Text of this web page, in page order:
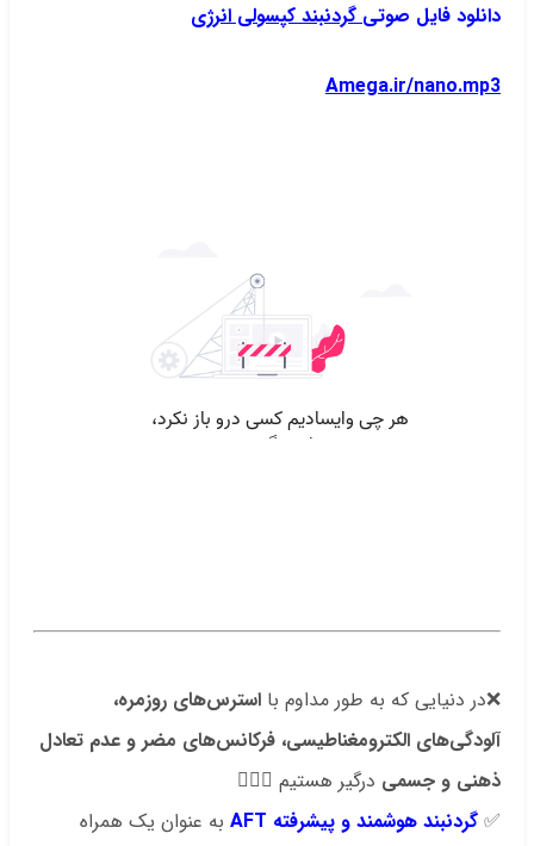
دانلود فایل صوتیگردنبند کپسولی انرژی
Amega.ir/nano.mp3
❌در دنیایی که به طور مداوم با استرس‌های روزمره،
آلودگی‌های الکترومغناطیسی، فرکانس‌های مضر و عدم تعادل
ذهنی و جسمی درگیر هستیم 😵‍💫📡
✅ گردنبند هوشمند و پیشرفته AFT
به عنوان یک همراه